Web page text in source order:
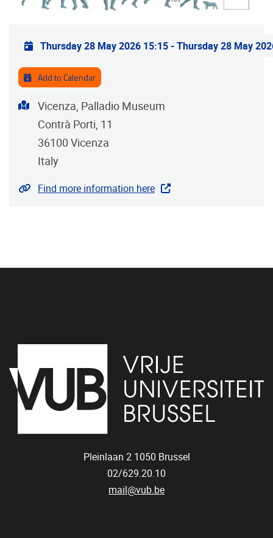
Practical info
Thursday 28 May 2026 15:15-Thursday 28 May
Add to Calendar
Address
Vicenza, Palladio Museum
Contrà Porti, 11
36100 Vicenza
Italy
Website
Find more information here
Pleinlaan 2 1050 Brussel
02/629.20.10
mail@vub.be